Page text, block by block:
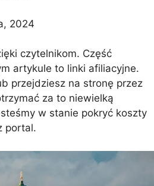
2024
czytelnikom. Część
artykule to linki afiliacyjne.
przejdziesz na stronę przez
za to niewielką
w stanie pokryć koszty
portal.